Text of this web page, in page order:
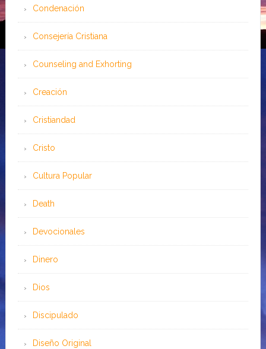
Condenación
Consejería Cristiana
Counseling and Exhorting
Creación
Cristiandad
Cristo
Cultura Popular
Death
Devocionales
Dinero
Dios
Discipulado
Diseño Original